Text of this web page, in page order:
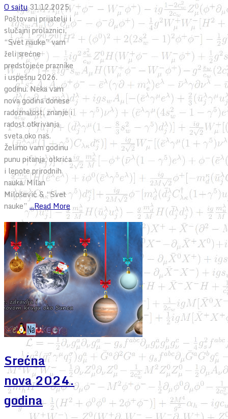
O sajtu 31.12.2025.
Poštovani prijatelji i
slučajni prolaznici,
“Svet nauke” vam
želi srećne
predstojeće praznike
i uspešnu 2026.
godinu. Neka vam
nova godina donese
radoznalost, znanje i
radost otkrivanja
sveta oko nas.
Želimo vam godinu
punu pitanja, otkrića
i lepote prirodnih
nauka. Milan
Milošević & “Svet
nauke” ...Read More
Srećna
nova 2024.
godina